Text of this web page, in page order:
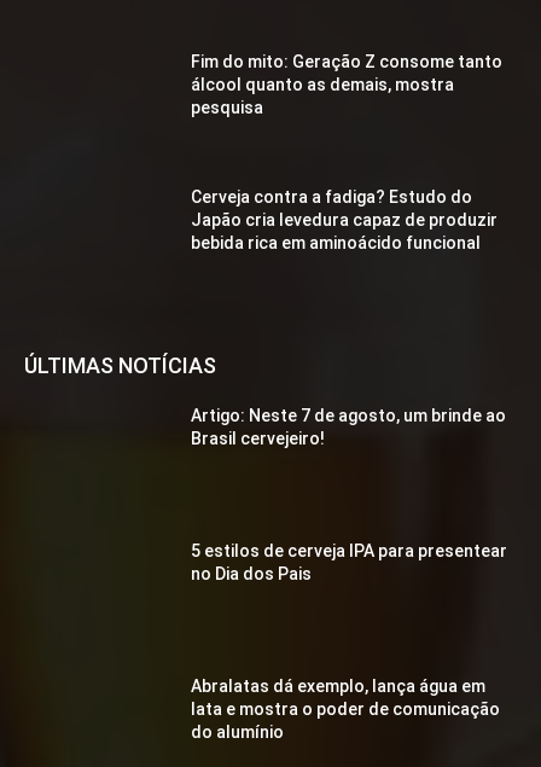
Fim do mito: Geração Z consome tanto
álcool quanto as demais, mostra
pesquisa
Cerveja contra a fadiga? Estudo do
Japão cria levedura capaz de produzir
bebida rica em aminoácido funcional
ÚLTIMAS NOTÍCIAS
Artigo: Neste 7 de agosto, um brinde ao
Brasil cervejeiro!
5 estilos de cerveja IPA para presentear
no Dia dos Pais
Abralatas dá exemplo, lança água em
lata e mostra o poder de comunicação
do alumínio